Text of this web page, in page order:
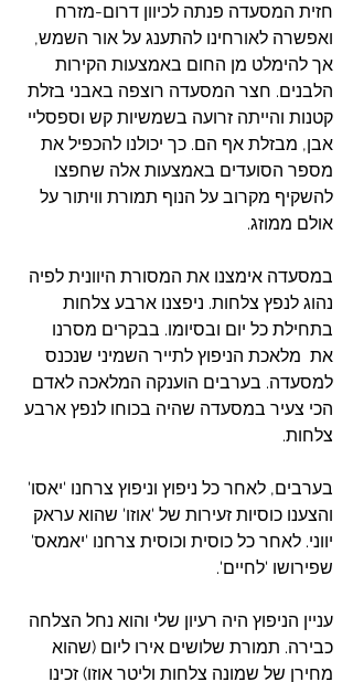
חזית המסעדה פנתה לכיוון דרום-מזרח
ואפשרה לאורחינו להתענג על אור השמש,
אך להימלט מן החום באמצעות הקירות
הלבנים. חצר המסעדה רוצפה באבני בזלת
קטנות והייתה זרועה בשמשיות קש וספסליי
אבן, מבזלת אף הם. כך יכולנו להכפיל את
מספר הסועדים באמצעות אלה שחפצו
להשקיף מקרוב על הנוף תמורת וויתור על
אולם ממוזג.
במסעדה אימצנו את המסורת היוונית לפיה
נהוג לנפץ צלחות. ניפצנו ארבע צלחות
בתחילת כל יום ובסיומו. בבקרים מסרנו
את  מלאכת הניפוץ לתייר השמיני שנכנס
למסעדה. בערבים הוענקה המלאכה לאדם
הכי צעיר במסעדה שהיה בכוחו לנפץ ארבע
צלחות.
בערבים, לאחר כל ניפוץ וניפוץ צרחנו 'יאסו'
והצענו כוסיות זעירות של 'אוזו' שהוא עראק
יווני. לאחר כל כוסית וכוסית צרחנו 'יאמאס'
שפירושו 'לחיים'.
עניין הניפוץ היה רעיון שלי והוא נחל הצלחה
כבירה. תמורת שלושים אירו ליום (שהוא
מחירן של שמונה צלחות וליטר אוזו) זכינו